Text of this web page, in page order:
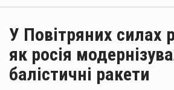
У Повітряних силах
як росія
балістичні ракети